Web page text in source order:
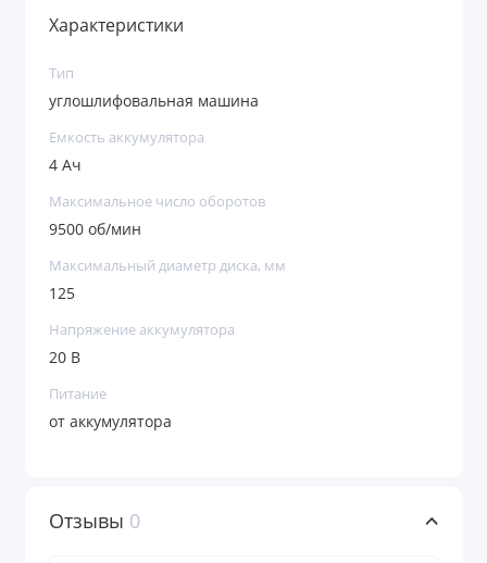
Характеристики
Тип
углошлифовальная машина
Емкость аккумулятора
4 Ач
Максимальное число оборотов
9500 об/мин
Максимальный диаметр диска, мм
125
Напряжение аккумулятора
20 В
Питание
от аккумулятора
Отзывы 0